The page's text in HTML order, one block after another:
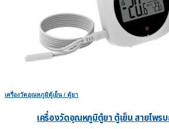
เครื่องวัดอุณหภูมิตู้เย็น / ตู้ยา
เครื่องวัดอุณหภูมิตู้ยา ตู้เย็น สายโพร